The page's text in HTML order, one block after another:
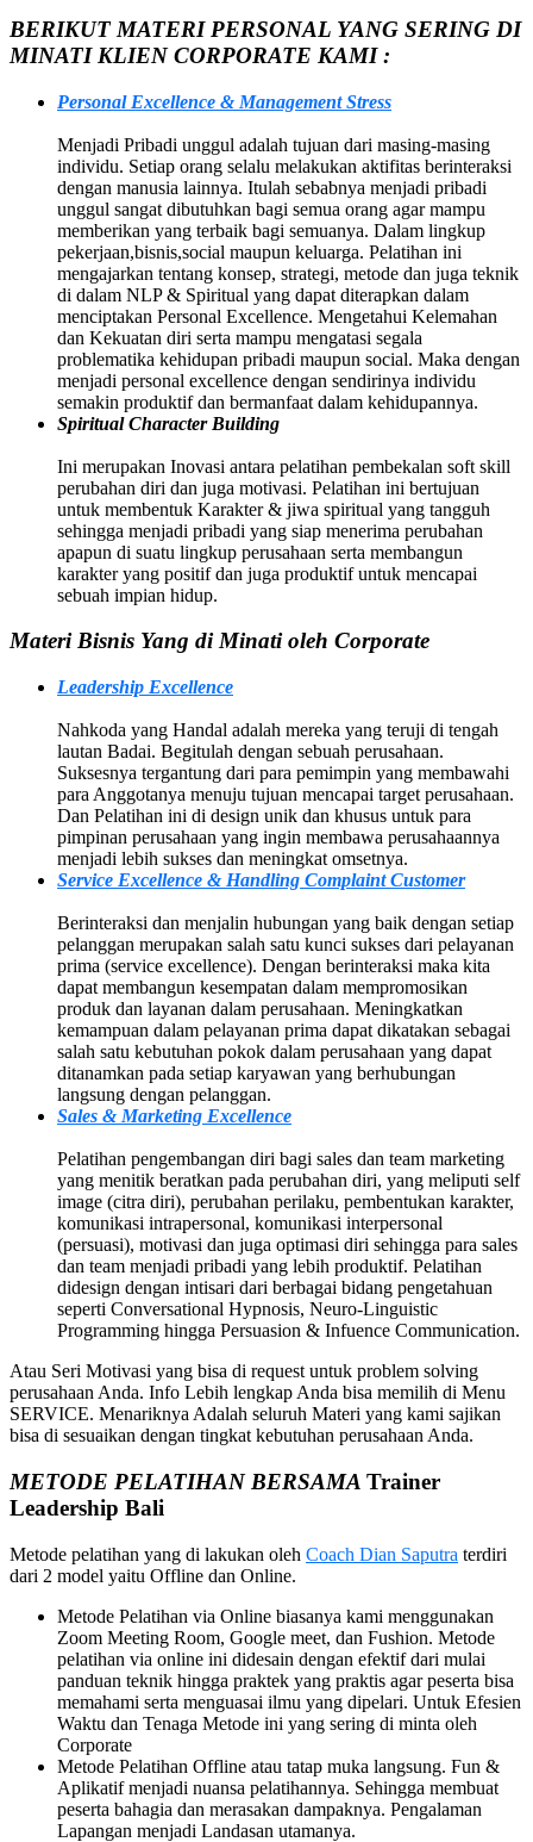
BERIKUT MATERI PERSONAL YANG SERING DI
MINATI KLIEN CORPORATE KAMI :
Personal Excellence & Management Stress
Menjadi Pribadi unggul adalah tujuan dari masing-masing
individu. Setiap orang selalu melakukan aktifitas berinteraksi
dengan manusia lainnya. Itulah sebabnya menjadi pribadi
unggul sangat dibutuhkan bagi semua orang agar mampu
memberikan yang terbaik bagi semuanya. Dalam lingkup
pekerjaan,bisnis,social maupun keluarga. Pelatihan ini
mengajarkan tentang konsep, strategi, metode dan juga teknik
di dalam NLP & Spiritual yang dapat diterapkan dalam
menciptakan Personal Excellence. Mengetahui Kelemahan
dan Kekuatan diri serta mampu mengatasi segala
problematika kehidupan pribadi maupun social. Maka dengan
menjadi personal excellence dengan sendirinya individu
semakin produktif dan bermanfaat dalam kehidupannya.
Spiritual Character Building
Ini merupakan Inovasi antara pelatihan pembekalan soft skill
perubahan diri dan juga motivasi. Pelatihan ini bertujuan
untuk membentuk Karakter & jiwa spiritual yang tangguh
sehingga menjadi pribadi yang siap menerima perubahan
apapun di suatu lingkup perusahaan serta membangun
karakter yang positif dan juga produktif untuk mencapai
sebuah impian hidup.
Materi Bisnis Yang di Minati oleh Corporate
Leadership Excellence
Nahkoda yang Handal adalah mereka yang teruji di tengah
lautan Badai. Begitulah dengan sebuah perusahaan.
Suksesnya tergantung dari para pemimpin yang membawahi
para Anggotanya menuju tujuan mencapai target perusahaan.
Dan Pelatihan ini di design unik dan khusus untuk para
pimpinan perusahaan yang ingin membawa perusahaannya
menjadi lebih sukses dan meningkat omsetnya.
Service Excellence & Handling Complaint Customer
Berinteraksi dan menjalin hubungan yang baik dengan setiap
pelanggan merupakan salah satu kunci sukses dari pelayanan
prima (service excellence). Dengan berinteraksi maka kita
dapat membangun kesempatan dalam mempromosikan
produk dan layanan dalam perusahaan. Meningkatkan
kemampuan dalam pelayanan prima dapat dikatakan sebagai
salah satu kebutuhan pokok dalam perusahaan yang dapat
ditanamkan pada setiap karyawan yang berhubungan
langsung dengan pelanggan.
Sales & Marketing Excellence
Pelatihan pengembangan diri bagi sales dan team marketing
yang menitik beratkan pada perubahan diri, yang meliputi self
image (citra diri), perubahan perilaku, pembentukan karakter,
komunikasi intrapersonal, komunikasi interpersonal
(persuasi), motivasi dan juga optimasi diri sehingga para sales
dan team menjadi pribadi yang lebih produktif. Pelatihan
didesign dengan intisari dari berbagai bidang pengetahuan
seperti Conversational Hypnosis, Neuro-Linguistic
Programming hingga Persuasion & Infuence Communication.
Atau Seri Motivasi yang bisa di request untuk problem solving
perusahaan Anda. Info Lebih lengkap Anda bisa memilih di Menu
SERVICE. Menariknya Adalah seluruh Materi yang kami sajikan
bisa di sesuaikan dengan tingkat kebutuhan perusahaan Anda.
METODE PELATIHAN BERSAMA Trainer
Leadership Bali
Metode pelatihan yang di lakukan oleh Coach Dian Saputra terdiri
dari 2 model yaitu Offline dan Online.
Metode Pelatihan via Online biasanya kami menggunakan
Zoom Meeting Room, Google meet, dan Fushion. Metode
pelatihan via online ini didesain dengan efektif dari mulai
panduan teknik hingga praktek yang praktis agar peserta bisa
memahami serta menguasai ilmu yang dipelari. Untuk Efesien
Waktu dan Tenaga Metode ini yang sering di minta oleh
Corporate
Metode Pelatihan Offline atau tatap muka langsung. Fun &
Aplikatif menjadi nuansa pelatihannya. Sehingga membuat
peserta bahagia dan merasakan dampaknya. Pengalaman
Lapangan menjadi Landasan utamanya.